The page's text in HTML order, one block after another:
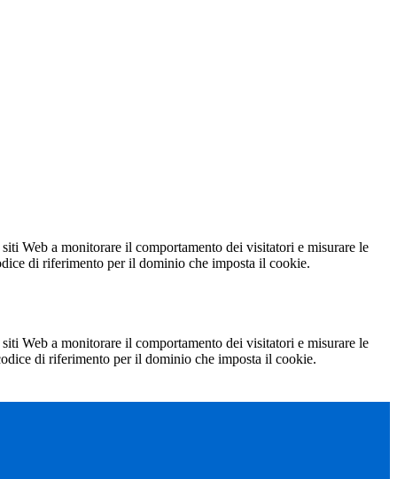
Web a monitorare il comportamento dei visitatori e misurare le
di riferimento per il dominio che imposta il cookie.
Web a monitorare il comportamento dei visitatori e misurare le
di riferimento per il dominio che imposta il cookie.